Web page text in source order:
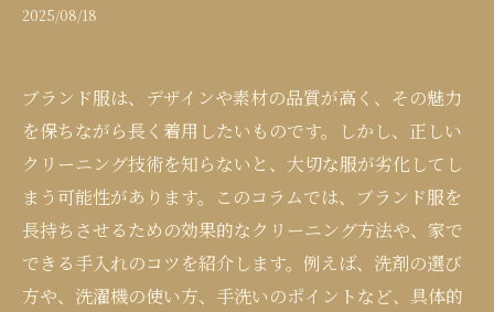
2025/08/18
ブランド服は、デザインや素材の品質が高く、その魅力
を保ちながら長く着用したいものです。しかし、正しい
クリーニング技術を知らないと、大切な服が劣化してし
まう可能性があります。このコラムでは、ブランド服を
長持ちさせるための効果的なクリーニング方法や、家で
できる手入れのコツを紹介します。例えば、洗剤の選び
方や、洗濯機の使い方、手洗いのポイントなど、具体的